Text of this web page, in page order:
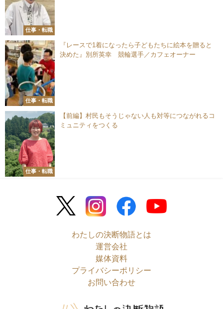
仕事・転職
仕事・転職
『レースで1着になったら子どもたちに絵本を贈ると
決めた』別所英幸 競輪選手／カフェオーナー
仕事・転職
【前編】村民もそうじゃない人も対等につながれるコ
ミュニティをつくる
わたしの決断物語とは
運営会社
媒体資料
プライバシーポリシー
お問い合わせ